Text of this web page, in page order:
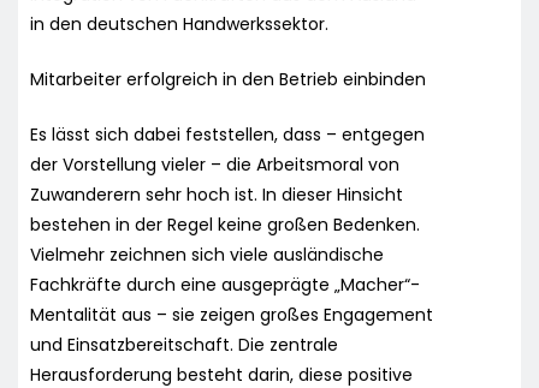
in den deutschen Handwerkssektor.
Mitarbeiter erfolgreich in den Betrieb einbinden
Es lässt sich dabei feststellen, dass – entgegen
der Vorstellung vieler – die Arbeitsmoral von
Zuwanderern sehr hoch ist. In dieser Hinsicht
bestehen in der Regel keine großen Bedenken.
Vielmehr zeichnen sich viele ausländische
Fachkräfte durch eine ausgeprägte „Macher“-
Mentalität aus – sie zeigen großes Engagement
und Einsatzbereitschaft. Die zentrale
Herausforderung besteht darin, diese positive